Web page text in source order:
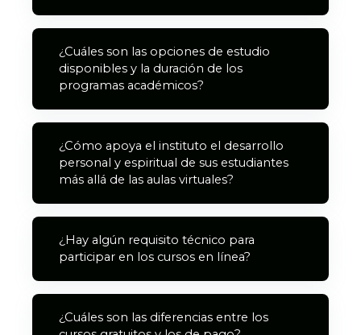
¿Cuáles son las opciones de estudio
disponibles y la duración de los
programas académicos?
¿Cómo apoya el instituto el desarrollo
personal y espiritual de sus estudiantes
más allá de las aulas virtuales?
¿Hay algún requisito técnico para
participar en los cursos en línea?
¿Cuáles son las diferencias entre los